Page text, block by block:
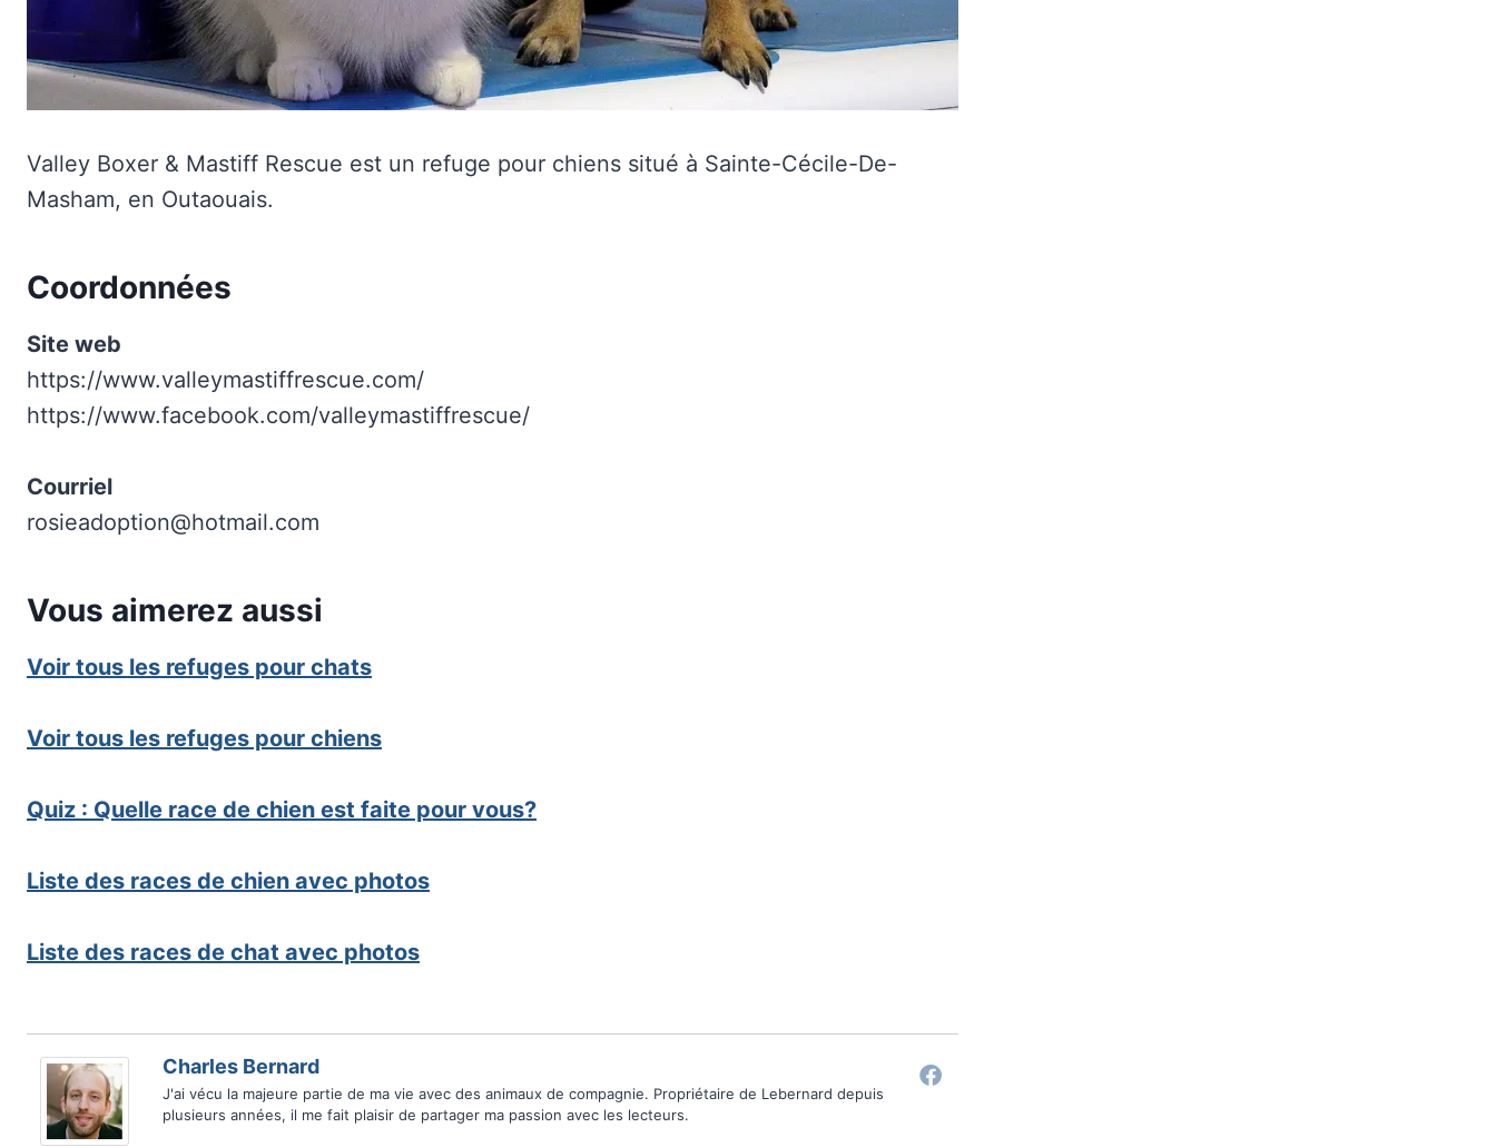
Valley Boxer & Mastiff Rescue est un refuge pour chiens situé à Sainte-Cécile-De-
Masham, en Outaouais.
Coordonnées
Site web
https://www.valleymastiffrescue.com/
https://www.facebook.com/valleymastiffrescue/
Courriel
rosieadoption@hotmail.com
Vous aimerez aussi
Voir tous les refuges pour chats
Voir tous les refuges pour chiens
Quiz : Quelle race de chien est faite pour vous?
Liste des races de chien avec photos
Liste des races de chat avec photos
Charles Bernard
J'ai vécu la majeure partie de ma vie avec des animaux de compagnie. Propriétaire de Lebernard depuis
plusieurs années, il me fait plaisir de partager ma passion avec les lecteurs.